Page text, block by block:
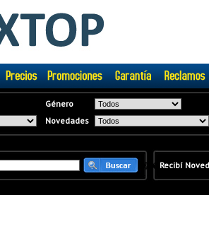
Género
Novedades
� � Recibí